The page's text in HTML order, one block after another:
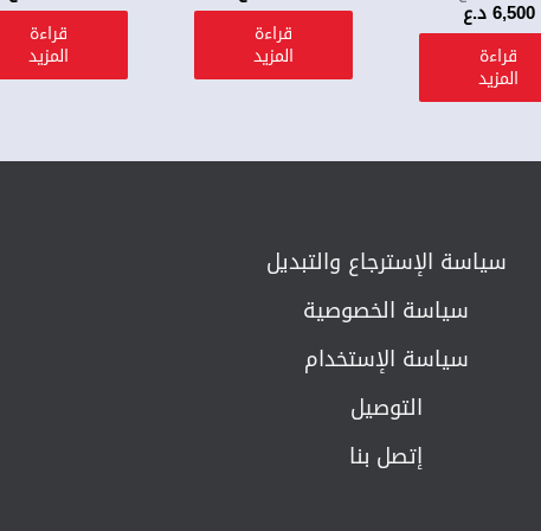
6,500د.ع
قراءة
المزيد
قراءة
المزيد
قراءة
المزيد
سياسة الإسترجاع والتبديل​
سياسة الخصوصية
سياسة الإستخدام
التوصيل
إتصل بنا